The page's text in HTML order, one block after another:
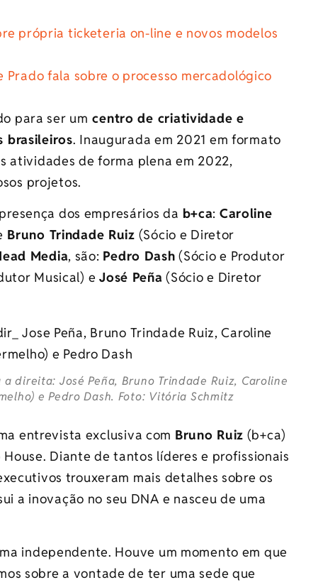
própria ticketeria on-line e novos modelos
fala sobre o processo mercadológico
para ser um centro de criatividade e
brasileiros. Inaugurada em 2021 em formato
atividades de forma plena em 2022,
projetos.
dos empresários da b+ca: Caroline
Bruno Trindade Ruiz (Sócio e Diretor
Media, são: Pedro Dash (Sócio e Produtor
Musical) eJosé Peña (Sócio e Diretor
direita: José Peña, Bruno Trindade Ruiz, Caroline
e Pedro Dash. Foto: Vitória Schmitz
entrevista exclusiva com Bruno Ruiz (b+ca)
Diante de tantos líderes e profissionais
trouxeram mais detalhes sobre os
a inovação no seu DNA e nasceu de uma
independente. Houve um momento em que
sobre a vontade de ter uma sede que